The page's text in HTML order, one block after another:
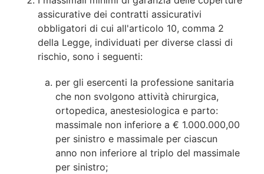
assicurative dei contratti assicurativi
obbligatori di cui all'articolo 10, comma 2
della Legge, individuati per diverse classi di
rischio, sono i seguenti:
per gli esercenti la professione sanitaria
che non svolgono attività chirurgica,
ortopedica, anestesiologica e parto:
massimale non inferiore a € 1.000.000,00
per sinistro e massimale per ciascun
anno non inferiore al triplo del massimale
per sinistro;